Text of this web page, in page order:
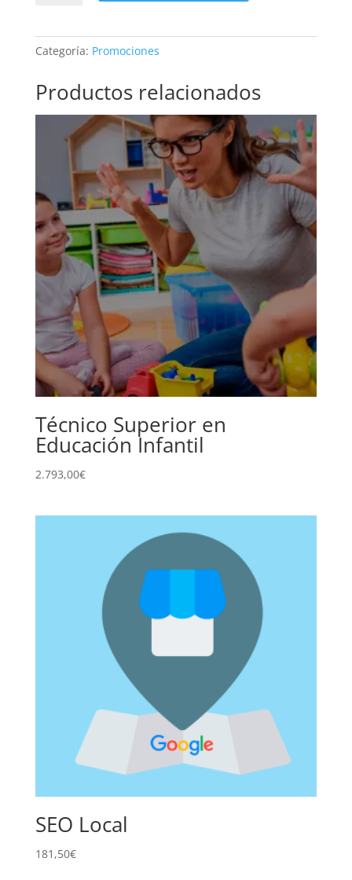
Categoría: Promociones
Productos relacionados
Técnico Superior en
Educación Infantil
2.793,00€
SEO Local
181,50€